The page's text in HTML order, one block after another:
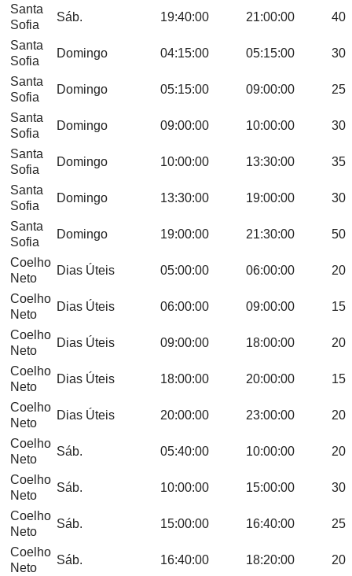
Santa
Sofia
Sáb. 19:40:00 21:00:00 40
Santa
Sofia
Domingo 04:15:00 05:15:00 30
Santa
Sofia
Domingo 05:15:00 09:00:00 25
Santa
Sofia
Domingo 09:00:00 10:00:00 30
Santa
Sofia
Domingo 10:00:00 13:30:00 35
Santa
Sofia
Domingo 13:30:00 19:00:00 30
Santa
Sofia
Domingo 19:00:00 21:30:00 50
Coelho
Neto
Dias Úteis 05:00:00 06:00:00 20
Coelho
Neto
Dias Úteis 06:00:00 09:00:00 15
Coelho
Neto
Dias Úteis 09:00:00 18:00:00 20
Coelho
Neto
Dias Úteis 18:00:00 20:00:00 15
Coelho
Neto
Dias Úteis 20:00:00 23:00:00 20
Coelho
Neto
Sáb. 05:40:00 10:00:00 20
Coelho
Neto
Sáb. 10:00:00 15:00:00 30
Coelho
Neto
Sáb. 15:00:00 16:40:00 25
Coelho
Neto
Sáb. 16:40:00 18:20:00 20